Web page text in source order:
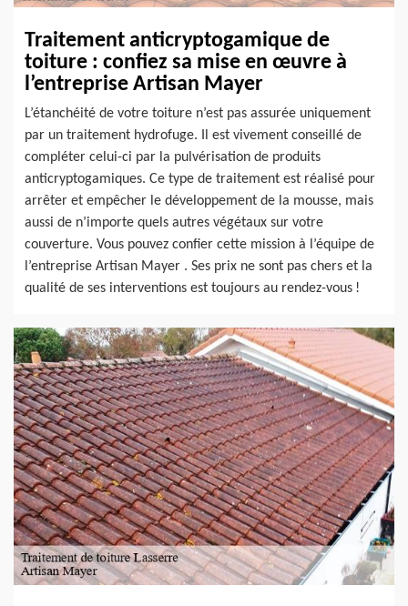
Traitement anticryptogamique de
toiture : confiez sa mise en œuvre à
l’entreprise Artisan Mayer
L’étanchéité de votre toiture n’est pas assurée uniquement
par un traitement hydrofuge. Il est vivement conseillé de
compléter celui-ci par la pulvérisation de produits
anticryptogamiques. Ce type de traitement est réalisé pour
arrêter et empêcher le développement de la mousse, mais
aussi de n’importe quels autres végétaux sur votre
couverture. Vous pouvez confier cette mission à l’équipe de
l’entreprise Artisan Mayer . Ses prix ne sont pas chers et la
qualité de ses interventions est toujours au rendez-vous !